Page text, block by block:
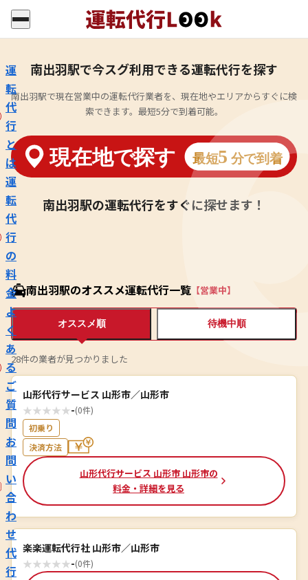
運
転
代
行
と
は
運
転
代
行
の
料
金
よ
く
あ
る
ご
質
問
お
問
い
合
わ
せ
代
行
南出羽駅で今スグ利用できる運転代行を探す
南出羽駅で現在営業中の運転代行業者を、現在地やエリアからすぐに検
索できます。最短5分で到着可能。
南出羽駅の運転代行をすぐに探せます！
南出羽駅のオススメ運転代行一覧 【営業中】
オススメ順 待機中順
28件の業者が見つかりました
山形代行サービス 山形市／山形市
★★★★★-(0件)
初乗り
決済方法
山形代行サービス 山形市 山形市の
料金・詳細を見る
楽楽運転代行社 山形市／山形市
★★★★★-(0件)